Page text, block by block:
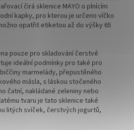
✅ Paletu za výhodnější cenu
objednejteZDE
čirá sklenice MAYO o plnícím
kapky, pro kterou je určeno víčko
opatřit etiketou až do výšky 65
pouze pro skladování čerstvé
ideální podmínky pro také pro
marmelády, přepustěného
másla, s láskou stočeného
čatní, nakládané zeleniny nebo
tvaru je tato sklenice také
litých svíček, čerstvých jogurtů,